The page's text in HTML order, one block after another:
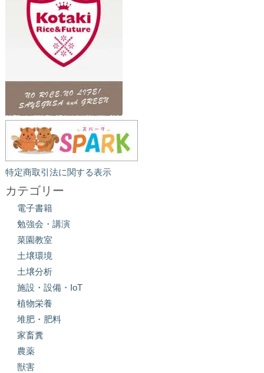
特定商取引法に関する表示
カテゴリー
電子書籍
勉強会・講演
菜園教室
土壌環境
土壌分析
施設・設備・IoT
植物栄養
堆肥・肥料
家畜糞
農薬
獣害